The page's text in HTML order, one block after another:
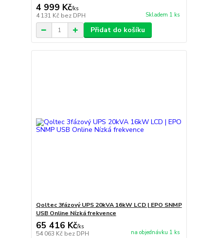
4 999 Kč/ks
4 131 Kč bez DPH Skladem 1 ks
Přidat do košíku
Qoltec 3fázový UPS 20kVA 16kW LCD | EPO SNMP
USB Online Nízká frekvence
65 416 Kč/ks
54 063 Kč bez DPH na objednávku 1 ks